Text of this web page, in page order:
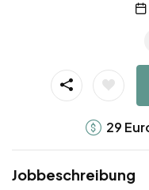
29
Jobbeschreibung